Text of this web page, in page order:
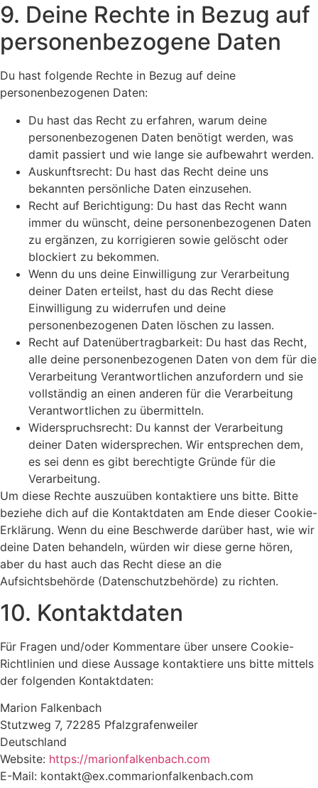
9. Deine Rechte in Bezug auf
personenbezogene Daten
Du hast folgende Rechte in Bezug auf deine
personenbezogenen Daten:
Du hast das Recht zu erfahren, warum deine
personenbezogenen Daten benötigt werden, was
damit passiert und wie lange sie aufbewahrt werden.
Auskunftsrecht: Du hast das Recht deine uns
bekannten persönliche Daten einzusehen.
Recht auf Berichtigung: Du hast das Recht wann
immer du wünscht, deine personenbezogenen Daten
zu ergänzen, zu korrigieren sowie gelöscht oder
blockiert zu bekommen.
Wenn du uns deine Einwilligung zur Verarbeitung
deiner Daten erteilst, hast du das Recht diese
Einwilligung zu widerrufen und deine
personenbezogenen Daten löschen zu lassen.
Recht auf Datenübertragbarkeit: Du hast das Recht,
alle deine personenbezogenen Daten von dem für die
Verarbeitung Verantwortlichen anzufordern und sie
vollständig an einen anderen für die Verarbeitung
Verantwortlichen zu übermitteln.
Widerspruchsrecht: Du kannst der Verarbeitung
deiner Daten widersprechen. Wir entsprechen dem,
es sei denn es gibt berechtigte Gründe für die
Verarbeitung.
Um diese Rechte auszuüben kontaktiere uns bitte. Bitte
beziehe dich auf die Kontaktdaten am Ende dieser Cookie-
Erklärung. Wenn du eine Beschwerde darüber hast, wie wir
deine Daten behandeln, würden wir diese gerne hören,
aber du hast auch das Recht diese an die
Aufsichtsbehörde (Datenschutzbehörde) zu richten.
10. Kontaktdaten
Für Fragen und/oder Kommentare über unsere Cookie-
Richtlinien und diese Aussage kontaktiere uns bitte mittels
der folgenden Kontaktdaten:
Marion Falkenbach
Stutzweg 7, 72285 Pfalzgrafenweiler
Deutschland
Website: https://marionfalkenbach.com
E-Mail: kontakt@ex.commarionfalkenbach.com